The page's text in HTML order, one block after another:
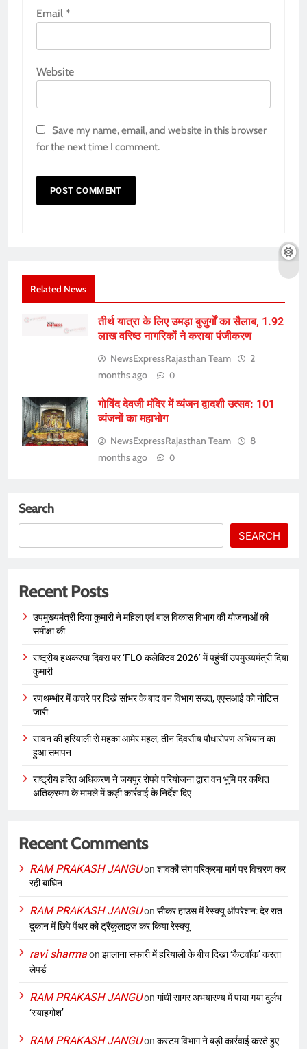
Email *
Website
Save my name, email, and website in this browser
for the next time I comment.
Related News
तीर्थ यात्रा के लिए उमड़ा बुजुर्गों का सैलाब, 1.92
लाख वरिष्ठ नागरिकों ने कराया पंजीकरण
NewsExpressRajasthan Team
2
months ago
0
गोविंद देवजी मंदिर में व्यंजन द्वादशी उत्सव: 101
व्यंजनों का महाभोग
NewsExpressRajasthan Team
8
months ago
0
Search
SEARCH
Recent Posts
उपमुख्यमंत्री दिया कुमारी ने महिला एवं बाल विकास विभाग की योजनाओं की
समीक्षा की
राष्ट्रीय हथकरघा दिवस पर ‘FLO कलेक्टिव 2026’ में पहुंचीं उपमुख्यमंत्री दिया
कुमारी
रणथम्भौर में कचरे पर दिखे सांभर के बाद वन विभाग सख्त, एएसआई को नोटिस
जारी
सावन की हरियाली से महका आमेर महल, तीन दिवसीय पौधारोपण अभियान का
हुआ समापन
राष्ट्रीय हरित अधिकरण ने जयपुर रोपवे परियोजना द्वारा वन भूमि पर कथित
अतिक्रमण के मामले में कड़ी कार्रवाई के निर्देश दिए
Recent Comments
RAM PRAKASH JANGUon शावकों संग परिक्रमा मार्ग पर विचरण कर
रही बाघिन
RAM PRAKASH JANGUon सीकर हाउस में रेस्क्यू ऑपरेशन: देर रात
दुकान में छिपे पैंथर को ट्रैंकुलाइज कर किया रेस्क्यू
ravi sharmaon झालाना सफारी में हरियाली के बीच दिखा ‘कैटवॉक’ करता
लेपर्ड
RAM PRAKASH JANGUon गांधी सागर अभयारण्य में पाया गया दुर्लभ
‘स्याहगोश’
RAM PRAKASH JANGUon कस्टम विभाग ने बड़ी कार्रवाई करते हुए